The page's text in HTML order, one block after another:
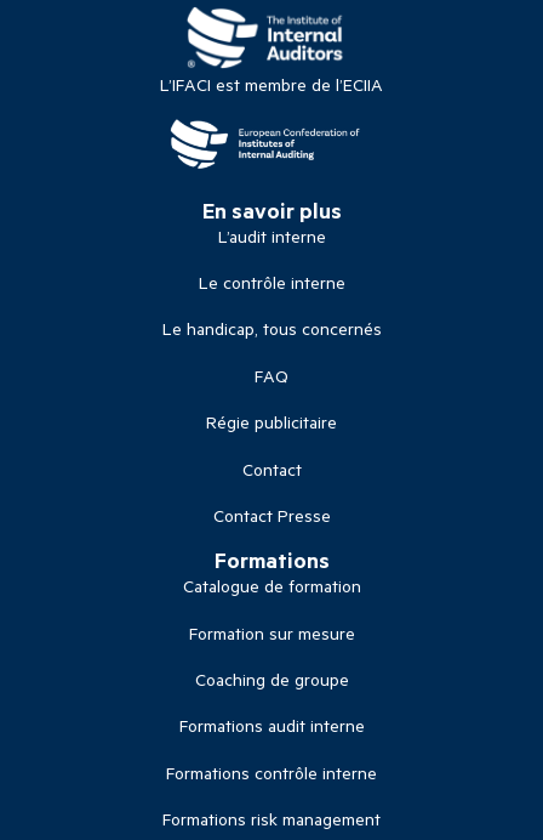
L’IFACI est membre de l’ECIIA
En savoir plus
L’audit interne
Le contrôle interne
Le handicap, tous concernés
FAQ
Régie publicitaire
Contact
Contact Presse
Formations
Catalogue de formation
Formation sur mesure
Coaching de groupe
Formations audit interne
Formations contrôle interne
Formations risk management